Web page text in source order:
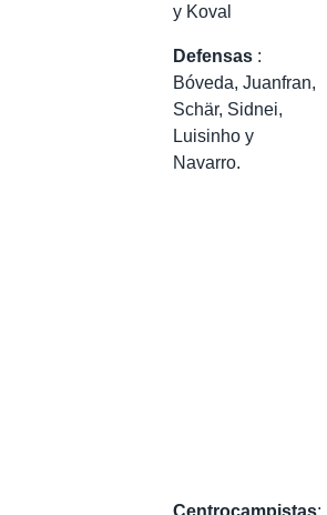
y Koval
Defensas :
Bóveda, Juanfran,
Schär, Sidnei,
Luisinho y
Navarro.
Centrocampistas: